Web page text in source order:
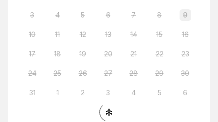
3 4 5 6 7 8 9
10 11 12 13 14 15 16
17 18 19 20 21 22 23
24 25 26 27 28 29 30
31 1 2 3 4 5 6